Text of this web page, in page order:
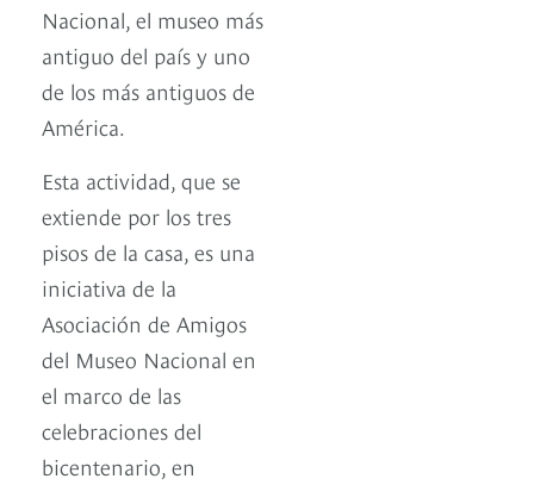
Nacional, el museo más
antiguo del país y uno
de los más antiguos de
América.
Esta actividad, que se
extiende por los tres
pisos de la casa, es una
iniciativa de la
Asociación de Amigos
del Museo Nacional en
el marco de las
celebraciones del
bicentenario, en